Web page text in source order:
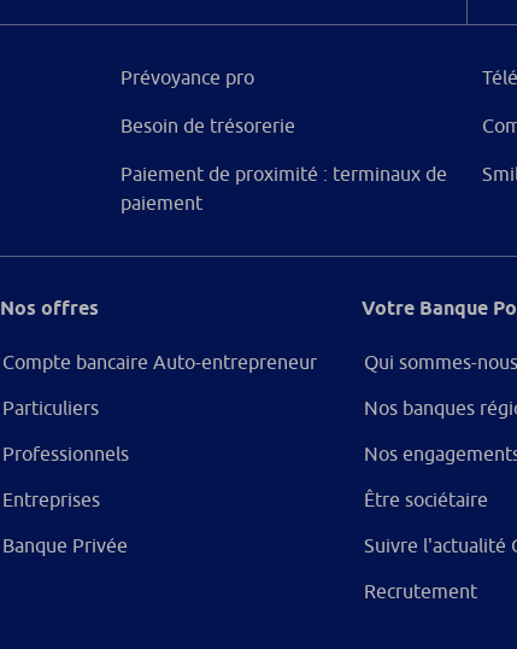
Prévoyance pro
Besoin de trésorerie
Paiement de proximité : terminaux de
paiement
Nos offres
Compte bancaire Auto-entrepreneur
Particuliers
Professionnels
Entreprises
Banque Privée
Votre Banque
Qui sommes-
Nos banques
Nos
Être sociétaire
Suivre l'actualité
Recrutement